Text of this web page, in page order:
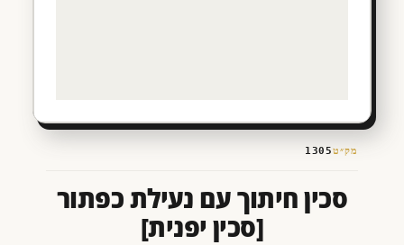
מק״ט1305
סכין חיתוך עם נעילת כפתור
[סכין יפנית]